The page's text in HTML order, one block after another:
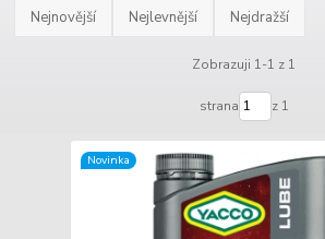
Nejnovější Nejlevnější Nejdražší
Zobrazuji 1-1 z 1
strana z 1
Novinka